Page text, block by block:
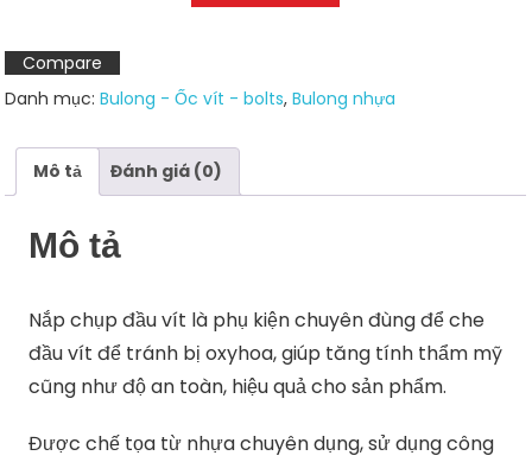
Compare
Danh mục:Bulong - Ốc vít - bolts,Bulong nhựa
Mô tả Đánh giá (0)
Mô tả
Nắp chụp đầu vít là phụ kiện chuyên đùng để che
đầu vít để tránh bị oxyhoa, giúp tăng tính thẩm mỹ
cũng như độ an toàn, hiệu quả cho sản phẩm.
Được chế tọa từ nhựa chuyên dụng, sử dụng công